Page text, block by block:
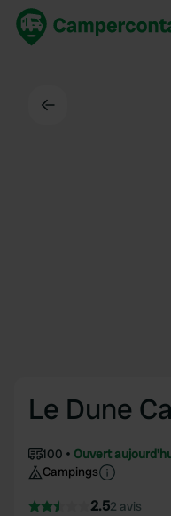
Le Dune
100
Ouvert
Campings
2.52 avis